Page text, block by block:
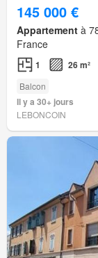
145 000 €
Appartement à
France
1 26 m²
Balcon
Il y a 30+ jours
LEBONCOIN